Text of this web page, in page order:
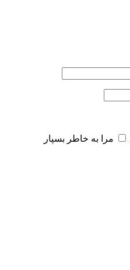
مرا به خاطر بسپار